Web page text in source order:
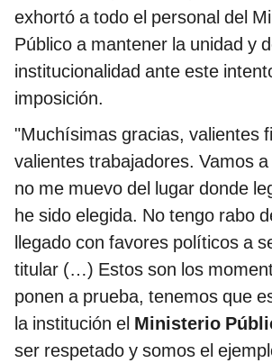
exhortó a todo el personal del
Público a mantener la unidad y
institucionalidad ante este
imposición.
"Muchísimas gracias, valientes
valientes trabajadores. Vamos
no me muevo del lugar donde
he sido elegida. No tengo rabo
llegado con favores políticos a
titular (…) Estos son los
ponen a prueba, tenemos que
la institución el Ministerio
ser respetado y somos el